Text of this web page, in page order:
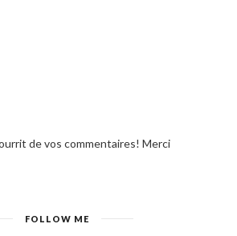
de vos commentaires! Merci
FOLLOW ME